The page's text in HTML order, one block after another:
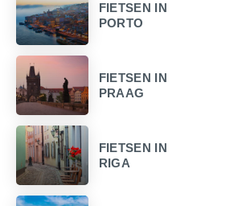
FIETSEN IN
PORTO
FIETSEN IN
PRAAG
FIETSEN IN
RIGA